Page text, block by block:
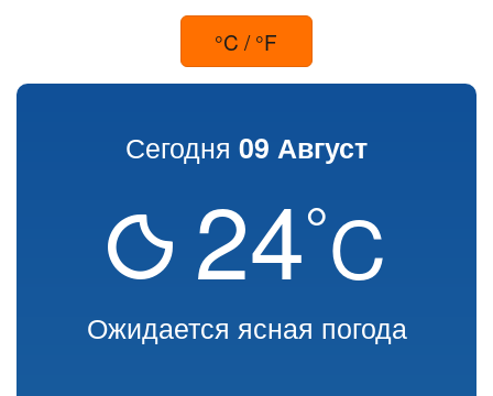
°C / °F
Сегодня 09 Август
24°C
Ожидается ясная погода